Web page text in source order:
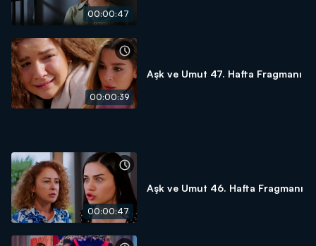
00:00:47
00:00:39
Aşk ve Umut 47. Hafta Fragmanı
00:00:47
Aşk ve Umut 46. Hafta Fragmanı